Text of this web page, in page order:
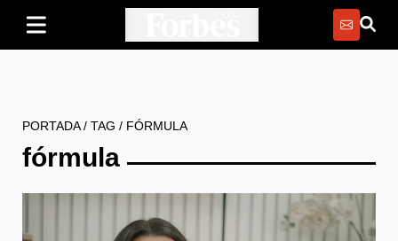
PORTADA/ TAG / FÓRMULA
fórmula